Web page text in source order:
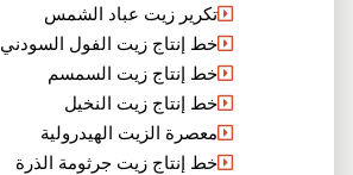
تكرير زيت عباد الشمس
خط إنتاج زيت الفول السودني
خط إنتاج زيت السمسم
خط إنتاج زيت النخيل
معصرة الزيت الهيدرولية
خط إنتاج زيت جرثومة الذرة